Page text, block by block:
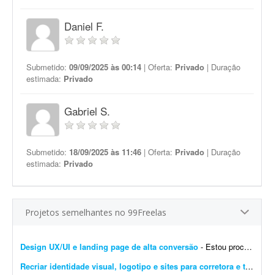
Daniel F.
Submetido: 09/09/2025 às 00:14 | Oferta: Privado | Duração
estimada: Privado
Gabriel S.
Submetido: 18/09/2025 às 11:46 | Oferta: Privado | Duração
estimada: Privado
Projetos semelhantes no 99Freelas
Design UX/UI e landing page de alta conversão - Estou procurando um profissional freelancer especializado em UX/UI e landing pages para desenvolver a experiência e a interface completas do meu site. O objetivo é criar uma presen&cc...
Recriar identidade visual, logotipo e sites para corretora e transportadora